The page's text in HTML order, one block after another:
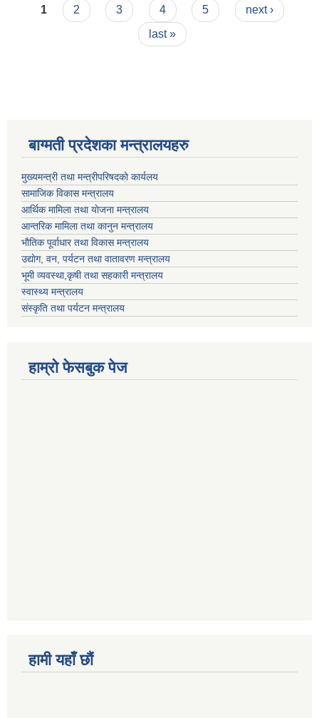
Pages
1 2 3 4 5
next ›
last »
बाग्मती प्रदेशका मन्त्रालयहरु
मुख्यमन्त्री तथा मन्त्रीपरिषदकाे कार्यलय
सामाजिक विकास मन्त्रालय
आर्थिक मामिला तथा याेजना मन्त्रालय
आन्तरिक मामिला तथा कानुन मन्त्रालय
भाैतिक पूर्वाधार तथा विकास मन्त्रालय
उद्याेग, वन, पर्यटन तथा वातावरण मन्त्रालय
भूमी व्यवस्था,कृषी तथा सहकारी मन्त्रालय
स्वास्थ्य मन्त्रालय
संस्कृति तथा पर्यटन मन्त्रालय
हाम्राे फेसबुक पेज
हामी यहाँ छौं